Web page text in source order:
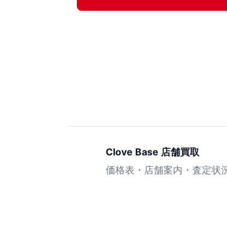
Clove Base 店舗買取
価格表・店舗案内・査定状